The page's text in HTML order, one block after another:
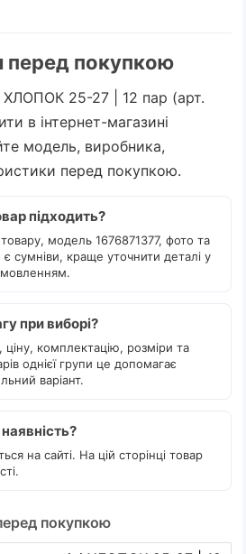
перед покупкою
ХЛОПОК 25-27 | 12 пар (арт.
в інтернет-магазині
модель, виробника,
перед покупкою.
підходить?
модель 1676871377, фото та
сумніви, краще уточнити деталі у
при виборі?
ціну, комплектацію, розміри та
однієї групи це допомагає
варіант.
на сайті. На цій сторінці товар
покупкою